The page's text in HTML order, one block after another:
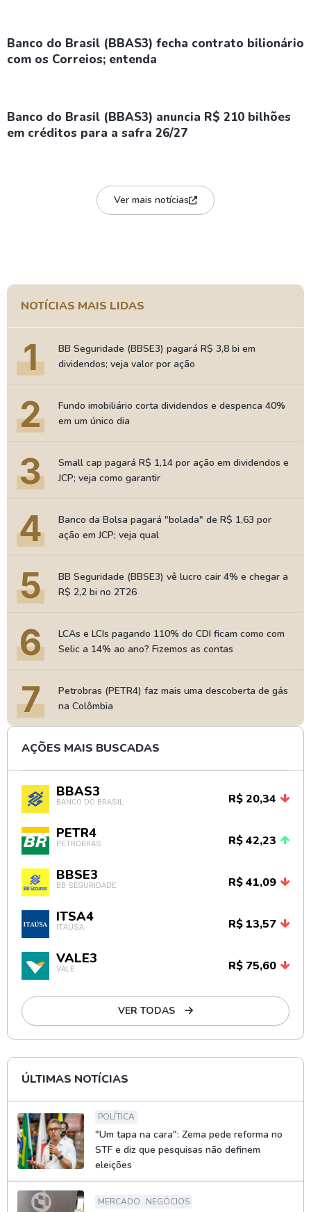
Banco do Brasil (BBAS3) fecha contrato bilionário
com os Correios; entenda
Banco do Brasil (BBAS3) anuncia R$ 210 bilhões
em créditos para a safra 26/27
Ver mais notícias
NOTÍCIAS MAIS LIDAS
1
BB Seguridade (BBSE3) pagará R$ 3,8 bi em
dividendos; veja valor por ação
2
Fundo imobiliário corta dividendos e despenca 40%
em um único dia
3
Small cap pagará R$ 1,14 por ação em dividendos e
JCP; veja como garantir
4
Banco da Bolsa pagará "bolada" de R$ 1,63 por
ação em JCP; veja qual
5
BB Seguridade (BBSE3) vê lucro cair 4% e chegar a
R$ 2,2 bi no 2T26
6
LCAs e LCIs pagando 110% do CDI ficam como com
Selic a 14% ao ano? Fizemos as contas
7
Petrobras (PETR4) faz mais uma descoberta de gás
na Colômbia
AÇÕES MAIS BUSCADAS
BBAS3
BANCO DO BRASIL R$ 20,34
PETR4
PETROBRAS R$ 42,23
BBSE3
BB SEGURIDADE R$ 41,09
ITSA4
ITAÚSA R$ 13,57
VALE3
VALE R$ 75,60
VER TODAS
ÚLTIMAS NOTÍCIAS
POLÍTICA
"Um tapa na cara": Zema pede reforma no
STF e diz que pesquisas não definem
eleições
MERCADO NEGÓCIOS